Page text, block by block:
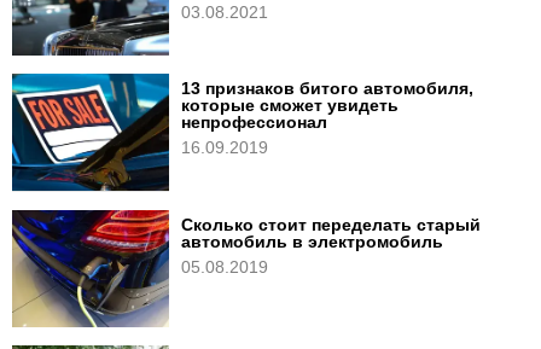
03.08.2021
13 признаков битого автомобиля,
которые сможет увидеть
непрофессионал
16.09.2019
Сколько стоит переделать старый
автомобиль в электромобиль
05.08.2019